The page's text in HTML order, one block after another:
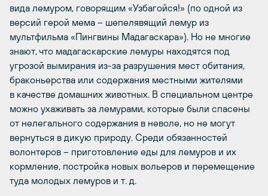
вида лемуром, говорящим «Узбагойся!» (по одной из
версий герой мема – шепелявящий лемур из
мультфильма «Пингвины Мадагаскара»). Но не многие
знают, что мадагаскарские лемуры находятся под
угрозой вымирания из-за разрушения мест обитания,
браконьерства или содержания местными жителями
в качестве домашних животных. В специальном центре
можно ухаживать за лемурами, которые были спасены
от нелегального содержания в неволе, но не могут
вернуться в дикую природу. Среди обязанностей
волонтеров – приготовление еды для лемуров и их
кормление, постройка новых вольеров и перемещение
туда молодых лемуров и т. д.